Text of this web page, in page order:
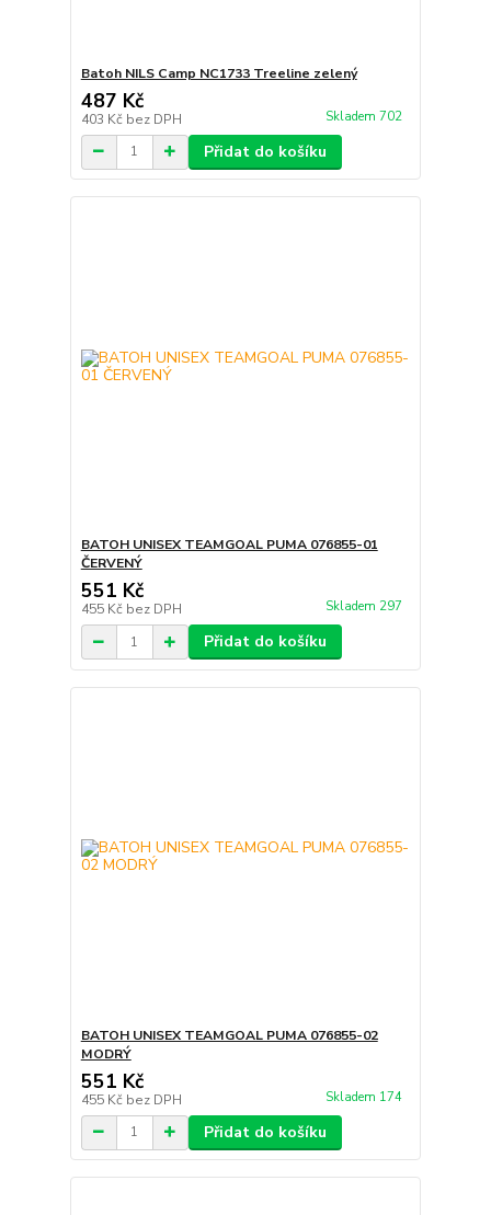
Batoh NILS Camp NC1733 Treeline zelený
487 Kč
403 Kč bez DPH Skladem 702
Přidat do košíku
BATOH UNISEX TEAMGOAL PUMA 076855-01
ČERVENÝ
551 Kč
455 Kč bez DPH Skladem 297
Přidat do košíku
BATOH UNISEX TEAMGOAL PUMA 076855-02
MODRÝ
551 Kč
455 Kč bez DPH Skladem 174
Přidat do košíku